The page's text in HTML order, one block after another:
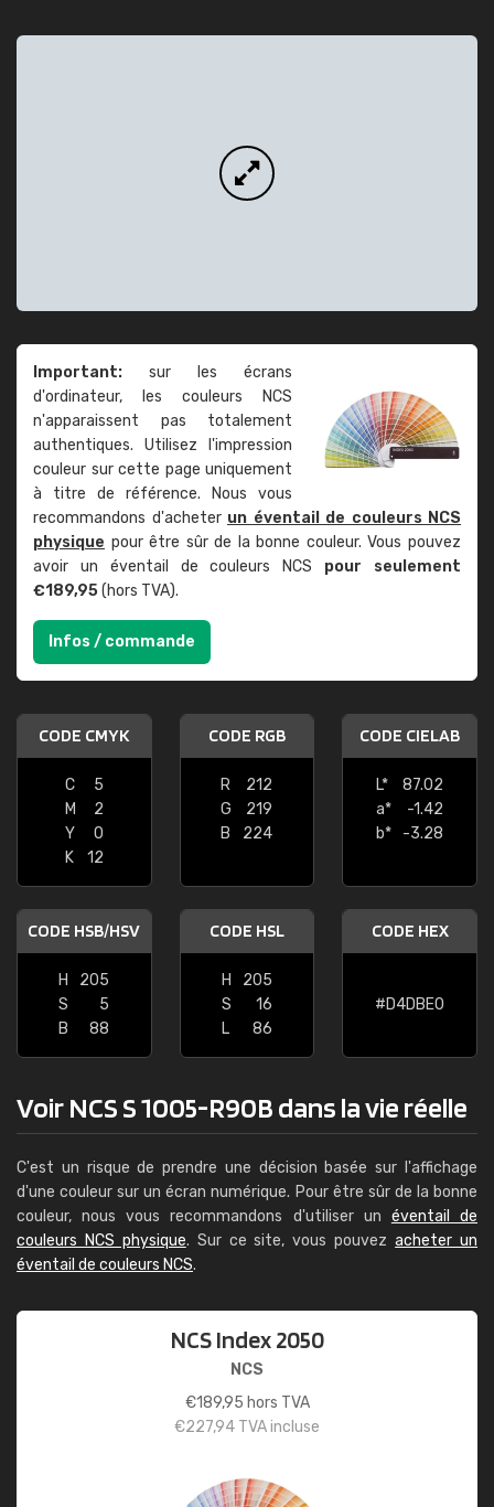
Important: sur les écrans
d'ordinateur, les couleurs NCS
n'apparaissent pas totalement
authentiques. Utilisez l'impression
couleur sur cette page uniquement
à titre de référence. Nous vous
recommandons d'acheter un éventail de couleurs NCS
physique pour être sûr de la bonne couleur. Vous pouvez
avoir un éventail de couleurs NCS pour seulement
€189,95(hors TVA).
Infos / commande
CODE CMYK
C
5
M
2
Y
0
K
12
CODE RGB
R
212
G
219
B
224
CODE CIELAB
L*
87.02
a*
-1.42
b*
-3.28
CODE HSB/HSV
H
205
S
5
B
88
CODE HSL
H
205
S
16
L
86
CODE HEX
#D4DBE0
Voir NCS S 1005-R90B dans la vie réelle
C'est un risque de prendre une décision basée sur l'affichage
d'une couleur sur un écran numérique. Pour être sûr de la bonne
couleur, nous vous recommandons d'utiliser un éventail de
couleurs NCS physique. Sur ce site, vous pouvezacheter un
éventail de couleurs NCS.
NCS Index 2050
NCS
€189,95 hors TVA
€227,94 TVA incluse